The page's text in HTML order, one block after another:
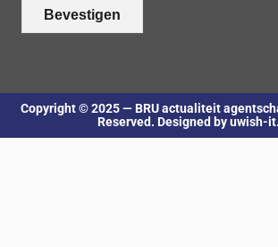
Bevestigen
Copyright © 2025 — BRU actualiteit
Reserved. Designed by uwish-